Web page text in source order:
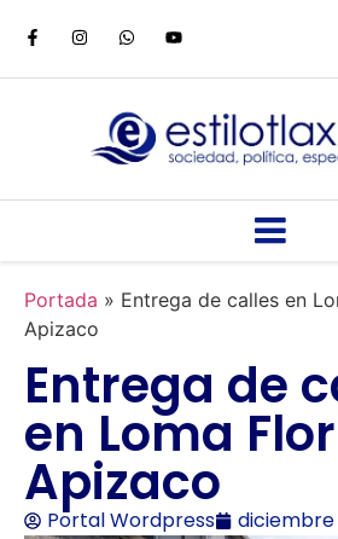
Portada » Entrega de calles en
Apizaco
Entrega de
en Loma
Apizaco
Portal Wordpress diciembre